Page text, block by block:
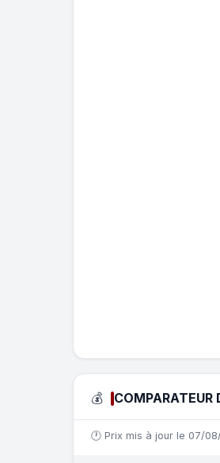
💰
🕐 Prix mis à jour le 07/